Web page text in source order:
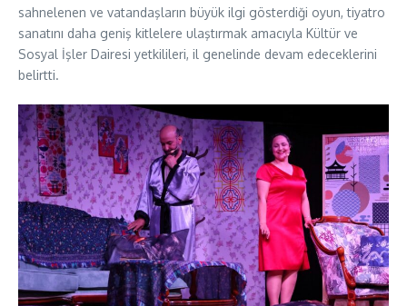
sahnelenen ve vatandaşların büyük ilgi gösterdiği oyun, tiyatro
sanatını daha geniş kitlelere ulaştırmak amacıyla Kültür ve
Sosyal İşler Dairesi yetkilileri, il genelinde devam edeceklerini
belirtti.